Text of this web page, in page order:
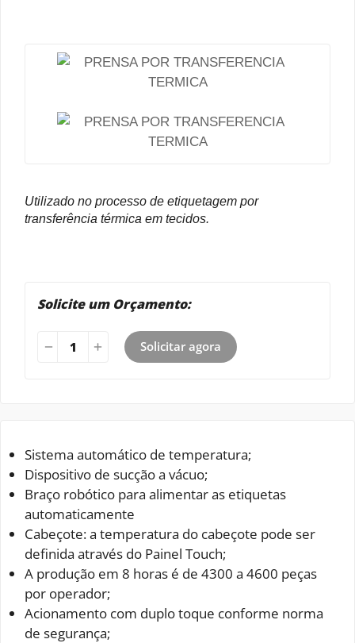
Utilizado no processo de etiquetagem por
transferência térmica em tecidos.
Solicite um Orçamento:
Solicitar agora
Sistema automático de temperatura;
Dispositivo de sucção a vácuo;
Braço robótico para alimentar as etiquetas
automaticamente
Cabeçote: a temperatura do cabeçote pode ser
definida através do Painel Touch;
A produção em 8 horas é de 4300 a 4600 peças
por operador;
Acionamento com duplo toque conforme norma
de segurança;